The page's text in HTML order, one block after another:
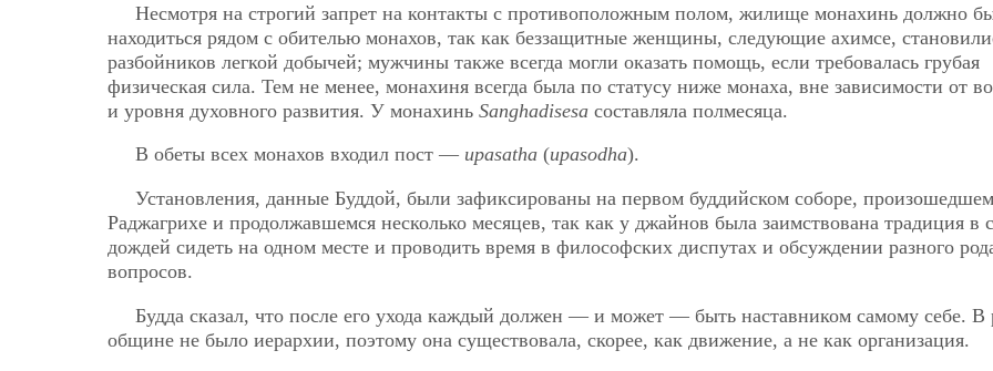
Несмотря на строгий запрет на контакты с противоположным полом, жилище монахинь должно
находиться рядом с обителью монахов, так как беззащитные женщины, следующие ахимсе,
разбойников легкой добычей; мужчины также всегда могли оказать помощь, если требовалась грубая
физическая сила. Тем не менее, монахиня всегда была по статусу ниже монаха, вне зависимости от
и уровня духовного развития. У монахинь Sanghadisesa составляла полмесяца.
В обеты всех монахов входил пост — upasatha (upasodha).
Установления, данные Буддой, были зафиксированы на первом буддийском соборе,
Раджагрихе и продолжавшемся несколько месяцев, так как у джайнов была заимствована традиция в
дождей сидеть на одном месте и проводить время в философских диспутах и обсуждении разного
вопросов.
Будда сказал, что после его ухода каждый должен — и может — быть наставником самому себе. В
общине не было иерархии, поэтому она существовала, скорее, как движение, а не как организация.